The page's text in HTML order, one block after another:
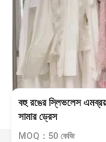
বহু রঙের স্লিভলেস
সামার ড্রেস
MOQ：50 কেজি